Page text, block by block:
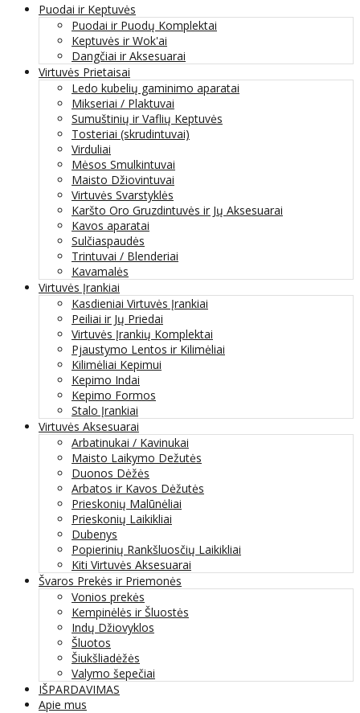
Puodai ir Keptuvės
Puodai ir Puodų Komplektai
Keptuvės ir Wok'ai
Dangčiai ir Aksesuarai
Virtuvės Prietaisai
Ledo kubelių gaminimo aparatai
Mikseriai / Plaktuvai
Sumuštinių ir Vaflių Keptuvės
Tosteriai (skrudintuvai)
Virduliai
Mėsos Smulkintuvai
Maisto Džiovintuvai
Virtuvės Svarstyklės
Karšto Oro Gruzdintuvės ir Jų Aksesuarai
Kavos aparatai
Sulčiaspaudės
Trintuvai / Blenderiai
Kavamalės
Virtuvės Įrankiai
Kasdieniai Virtuvės Įrankiai
Peiliai ir Jų Priedai
Virtuvės Įrankių Komplektai
Pjaustymo Lentos ir Kilimėliai
Kilimėliai Kepimui
Kepimo Indai
Kepimo Formos
Stalo Įrankiai
Virtuvės Aksesuarai
Arbatinukai / Kavinukai
Maisto Laikymo Dežutės
Duonos Dėžės
Arbatos ir Kavos Dėžutės
Prieskonių Malūnėliai
Prieskonių Laikikliai
Dubenys
Popierinių Rankšluosčių Laikikliai
Kiti Virtuvės Aksesuarai
Švaros Prekės ir Priemonės
Vonios prekės
Kempinėlės ir Šluostės
Indų Džiovyklos
Šluotos
Šiukšliadėžės
Valymo šepečiai
IŠPARDAVIMAS
Apie mus